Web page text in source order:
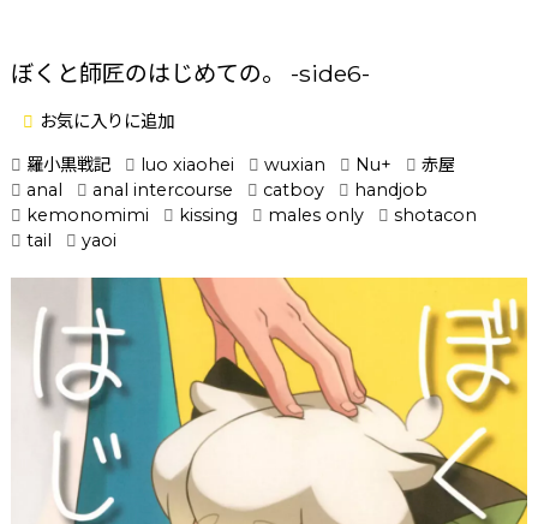
ぼくと師匠のはじめての。 -side6-
お気に入りに追加
羅小黒戦記
luo xiaohei wuxian Nu+
赤屋
anal
anal intercourse catboy
handjob
kemonomimi
kissing males only
shotacon
tail
yaoi